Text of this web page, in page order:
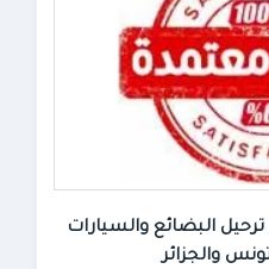
البضائع والسيارات
والجزائر